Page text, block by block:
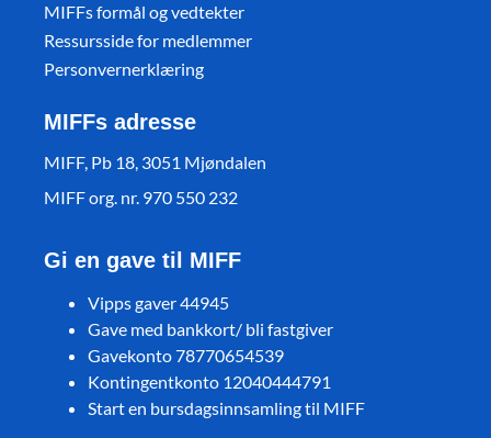
MIFFs formål og vedtekter
Ressursside for medlemmer
Personvernerklæring
MIFFs adresse
MIFF, Pb 18, 3051 Mjøndalen
MIFF org. nr. 970 550 232
Gi en gave til MIFF
Vipps gaver 44945
Gave med bankkort/ bli fastgiver
Gavekonto 78770654539
Kontingentkonto 12040444791
Start en bursdagsinnsamling til MIFF